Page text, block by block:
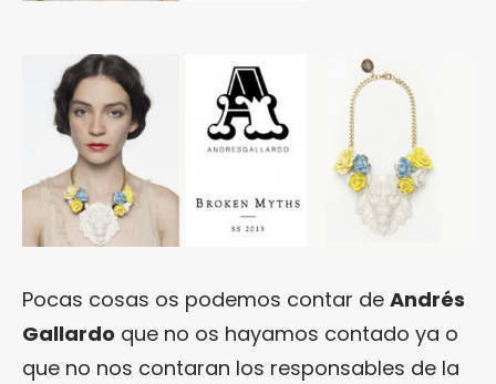
Pocas cosas os podemos contar de Andrés
Gallardo que no os hayamos contado ya o
que no nos contaran los responsables de la